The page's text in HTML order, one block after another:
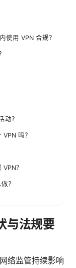
使用 VPN 合规？
动？
吗？
？
？
与法规要
络监管持续影响